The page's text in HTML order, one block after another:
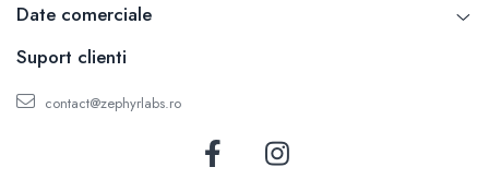
Date comerciale
Suport clienti
contact@zephyrlabs.ro